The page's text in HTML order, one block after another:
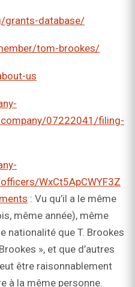
grants-database/
tom-brookes/
us
07222041/filing-
WxCt5ApCWYF3Z
: Vu qu’il a le même
même année), même
nationalité que T. Brookes
», et que d’autres
être raisonnablement
à la même personne.